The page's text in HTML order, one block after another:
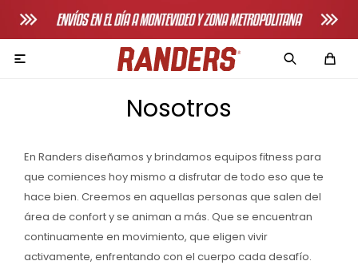

Nosotros
En Randers diseñamos y brindamos equipos fitness para
que comiences hoy mismo a disfrutar de todo eso que te
hace bien. Creemos en aquellas personas que salen del
área de confort y se animan a más. Que se encuentran
continuamente en movimiento, que eligen vivir
activamente, enfrentando con el cuerpo cada desafío.
Adultos
Bicicletas horizonales
Bicicletas spinning